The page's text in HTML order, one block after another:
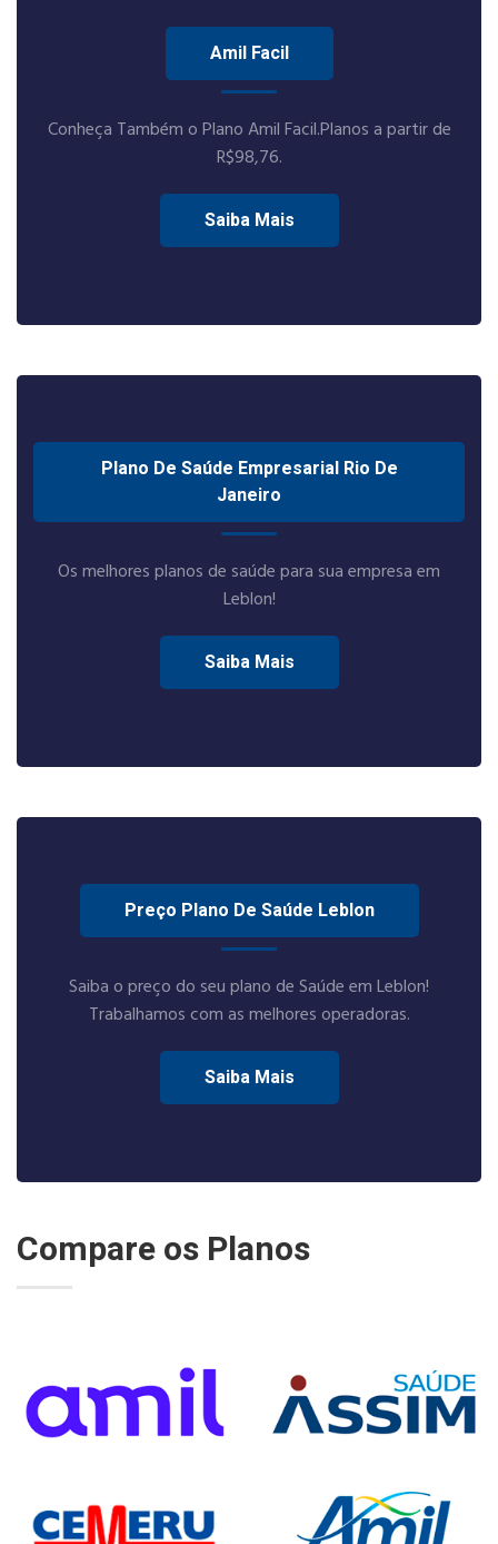
Amil Facil
Conheça Também o Plano Amil Facil.Planos a partir de
R$98,76.
Saiba Mais
Plano De Saúde Empresarial Rio De
Janeiro
Os melhores planos de saúde para sua empresa em
Leblon!
Saiba Mais
Preço Plano De Saúde Leblon
Saiba o preço do seu plano de Saúde em Leblon!
Trabalhamos com as melhores operadoras.
Saiba Mais
Compare os Planos